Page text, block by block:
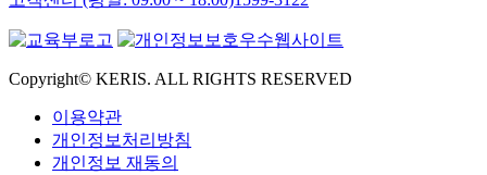
Copyright© KERIS. ALL RIGHTS RESERVED
이용약관
개인정보처리방침
개인정보 재동의